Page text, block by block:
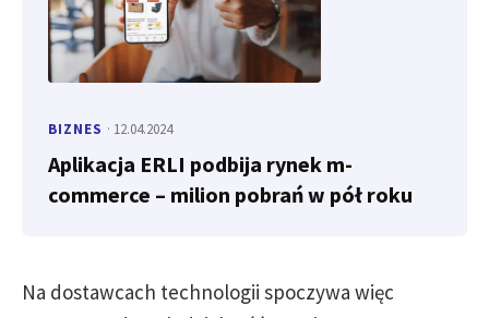
BIZNES · 12.04.2024
Aplikacja ERLI podbija rynek m-
commerce – milion pobrań w pół roku
Na dostawcach technologii spoczywa więc